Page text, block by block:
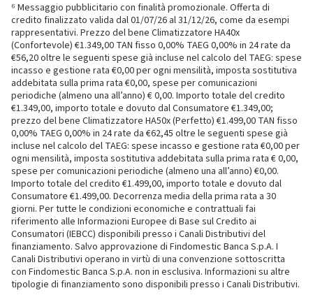
⁶ Messaggio pubblicitario con finalità promozionale. Offerta di
credito finalizzato valida dal 01/07/26 al 31/12/26, come da esempi
rappresentativi. Prezzo del bene Climatizzatore HA40x
(Confortevole) €1.349,00 TAN fisso 0,00% TAEG 0,00% in 24 rate da
€56,20 oltre le seguenti spese già incluse nel calcolo del TAEG: spese
incasso e gestione rata €0,00 per ogni mensilità, imposta sostitutiva
addebitata sulla prima rata €0,00, spese per comunicazioni
periodiche (almeno una all’anno) € 0,00. Importo totale del credito
€1.349,00, importo totale e dovuto dal Consumatore €1.349,00;
prezzo del bene Climatizzatore HA50x (Perfetto) €1.499,00 TAN fisso
0,00% TAEG 0,00% in 24 rate da €62,45 oltre le seguenti spese già
incluse nel calcolo del TAEG: spese incasso e gestione rata €0,00 per
ogni mensilità, imposta sostitutiva addebitata sulla prima rata € 0,00,
spese per comunicazioni periodiche (almeno una all’anno) €0,00.
Importo totale del credito €1.499,00, importo totale e dovuto dal
Consumatore €1.499,00. Decorrenza media della prima rata a 30
giorni. Per tutte le condizioni economiche e contrattuali fai
riferimento alle Informazioni Europee di Base sul Credito ai
Consumatori (IEBCC) disponibili presso i Canali Distributivi del
finanziamento. Salvo approvazione di Findomestic Banca S.p.A. I
Canali Distributivi operano in virtù di una convenzione sottoscritta
con Findomestic Banca S.p.A. non in esclusiva. Informazioni su altre
tipologie di finanziamento sono disponibili presso i Canali Distributivi.